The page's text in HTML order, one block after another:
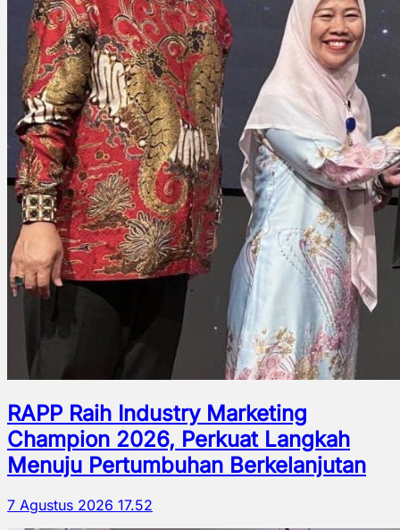
RAPP Raih Industry Marketing
Champion 2026, Perkuat Langkah
Menuju Pertumbuhan Berkelanjutan
7 Agustus 2026 17.52